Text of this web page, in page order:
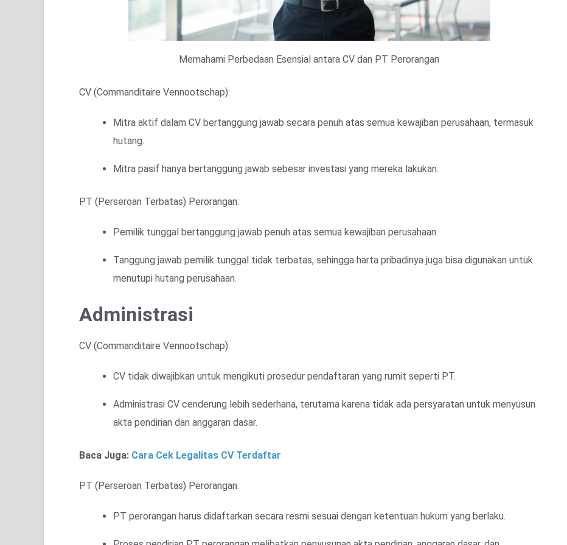
Memahami Perbedaan Esensial antara CV dan PT Perorangan
CV (Commanditaire Vennootschap):
Mitra aktif dalam CV bertanggung jawab secara penuh atas semua kewajiban perusahaan, termasuk
hutang.
Mitra pasif hanya bertanggung jawab sebesar investasi yang mereka lakukan.
PT (Perseroan Terbatas) Perorangan:
Pemilik tunggal bertanggung jawab penuh atas semua kewajiban perusahaan.
Tanggung jawab pemilik tunggal tidak terbatas, sehingga harta pribadinya juga bisa digunakan untuk
menutupi hutang perusahaan.
Administrasi
CV (Commanditaire Vennootschap):
CV tidak diwajibkan untuk mengikuti prosedur pendaftaran yang rumit seperti PT.
Administrasi CV cenderung lebih sederhana, terutama karena tidak ada persyaratan untuk menyusun
akta pendirian dan anggaran dasar.
Baca Juga: Cara Cek Legalitas CV Terdaftar
PT (Perseroan Terbatas) Perorangan:
PT perorangan harus didaftarkan secara resmi sesuai dengan ketentuan hukum yang berlaku.